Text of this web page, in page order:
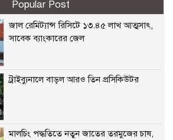
Popular Post
জাল রেমিট্যান্স রিসিটে ১৩.৪৫ লাখ আত্মসাৎ,
সাবেক ব্যাংকারের জেল
ট্রাইব্যুনালে বাড়ল আরও তিন প্রসিকিউটর
মালচিং পদ্ধতিতে নতুন জাতের তরমুজের চাষ,